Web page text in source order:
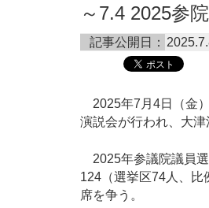
～7.4 2025参
記事公開日：
2025年7月4日（金
演説会が行われ、大
2025年参議院議員
124（選挙区74人、比
席を争う。